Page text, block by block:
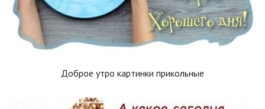
Доброе утро картинки прикольные